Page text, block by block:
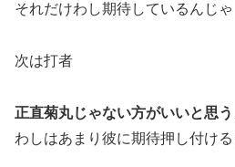
それだけわし期待しているんじゃ
次は打者
正直菊丸じゃない方がいいと思う
わしはあまり彼に期待押し付け